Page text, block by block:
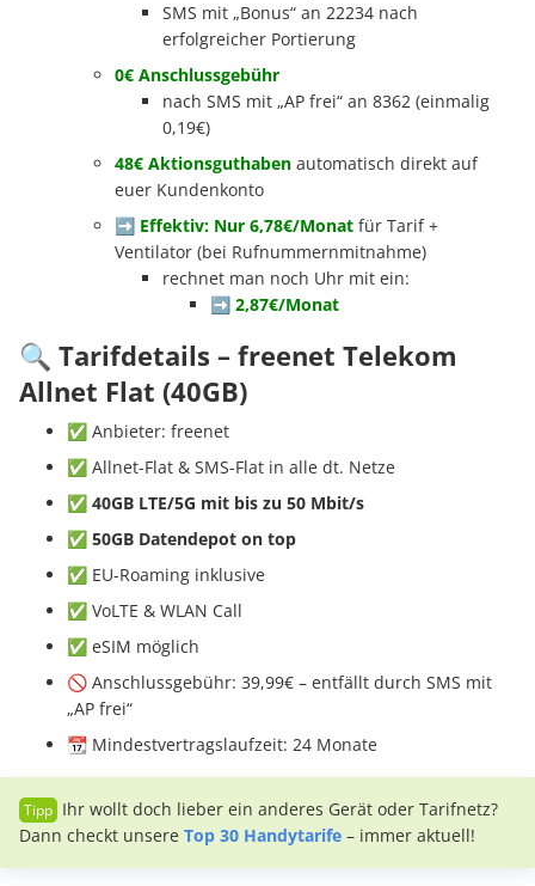
SMS mit „Bonus“ an 22234 nach
erfolgreicher Portierung
0€ Anschlussgebühr
nach SMS mit „AP frei“ an 8362 (einmalig
0,19€)
48€ Aktionsguthaben automatisch direkt auf
euer Kundenkonto
➡️ Effektiv: Nur 6,78€/Monat für Tarif +
Ventilator (bei Rufnummernmitnahme)
rechnet man noch Uhr mit ein:
➡️ 2,87€/Monat
🔍 Tarifdetails – freenet Telekom
Allnet Flat (40GB)
✅ Anbieter: freenet
✅ Allnet-Flat & SMS-Flat in alle dt. Netze
✅ 40GB LTE/5G mit bis zu 50 Mbit/s
✅ 50GB Datendepot on top
✅ EU-Roaming inklusive
✅ VoLTE & WLAN Call
✅ eSIM möglich
🚫 Anschlussgebühr: 39,99€ – entfällt durch SMS mit
„AP frei“
📆 Mindestvertragslaufzeit: 24 Monate
Ihr wollt doch lieber ein anderes Gerät oder Tarifnetz?
Dann checkt unsere Top 30 Handytarife – immer aktuell!